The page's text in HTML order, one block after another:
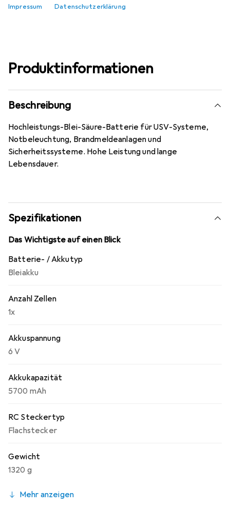
Impressum Datenschutzerklärung
kostenloser Versand
Produktinformationen
Beschreibung
Hochleistungs-Blei-Säure-Batterie für USV-Systeme,
Notbeleuchtung, Brandmeldeanlagen und
Sicherheitssysteme. Hohe Leistung und lange
Lebensdauer.
Spezifikationen
Das Wichtigste auf einen Blick
Batterie- / Akkutyp
Bleiakku
Anzahl Zellen
1x
Akkuspannung
6 V
Akkukapazität
5700 mAh
RC Steckertyp
Flachstecker
Gewicht
1320 g
Mehr anzeigen